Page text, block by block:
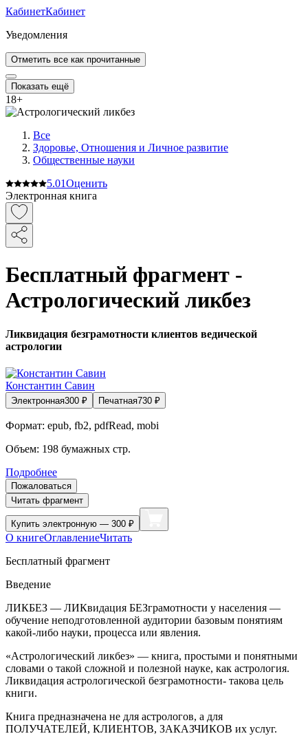
КабинетКабинет
Уведомления
Отметить все как прочитанные
Показать ещё
18+
Все
Здоровье, Отношения и Личное развитие
Общественные науки
5.01Оценить
Электронная книга
Бесплатный фрагмент -
Астрологический ликбез
Ликвидация безграмотности клиентов ведической
астрологии
Константин Савин
Электронная300 ₽ Печатная730 ₽
Формат: epub, fb2, pdfRead, mobi
Объем: 198 бумажных стр.
Подробнее
Пожаловаться
Читать фрагмент
Купить электронную — 300 ₽
О книгеОглавлениеЧитать
Бесплатный фрагмент
Введение
ЛИКБЕЗ — ЛИКвидация БЕЗграмотности у населения —
обучение неподготовленной аудитории базовым понятиям
какой-либо науки, процесса или явления.
«Астрологический ликбез» — книга, простыми и понятными
словами о такой сложной и полезной науке, как астрология.
Ликвидация астрологической безграмотности- такова цель
книги.
Книга предназначена не для астрологов, а для
ПОЛУЧАТЕЛЕЙ, КЛИЕНТОВ, ЗАКАЗЧИКОВ их услуг.